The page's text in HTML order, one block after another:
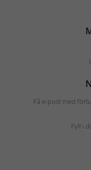
Få e-post med
Fyll i